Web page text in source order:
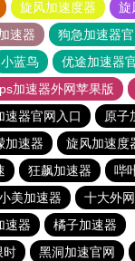
旋风加速度器
旋
速器
狗急加速器
小蓝鸟 优途加速器
加速器外网苹果版
速器官网入口
原子
加速器 旋风加速度
狂飙加速器 哔
美加速器
十大外
速器
橘子加速器
时
黑洞加速官网